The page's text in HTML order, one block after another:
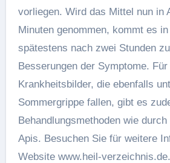
vorliegen. Wird das Mittel nun in
Minuten genommen, kommt es
spätestens nach zwei Stunden
Besserungen der Symptome.
Krankheitsbilder, die ebenfalls
Sommergrippe fallen, gibt es
Behandlungsmethoden wie
Apis. Besuchen Sie für weitere
Website www.heil-verzeichnis.de.